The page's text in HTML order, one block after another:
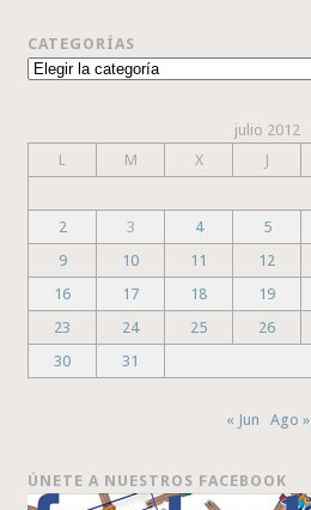
CATEGORÍAS
Categorías
julio 2012
L
M X J
2
3 4 5
9
10 11 12
16
17 18 19
23
24 25 26
30
31
« Jun Ago »
ÚNETE A NUESTROS FACEBOOK